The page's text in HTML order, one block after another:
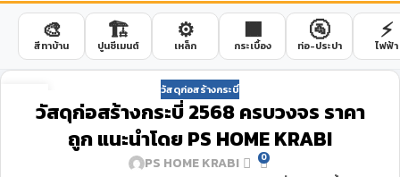
🎨
สีทาบ้าน
🏗️
ปูนซีเมนต์
⚙️
เหล็ก
🟫
กระเบื้อง
🚰
ท่อ-ประปา
⚡
ไฟฟ้า
วัสดุก่อสร้างกระบี่
วัสดุก่อสร้างกระบี่ 2568 ครบวงจร ราคา
ถูก แนะนำโดย PS HOME KRABI
PS HOME KRABI 0